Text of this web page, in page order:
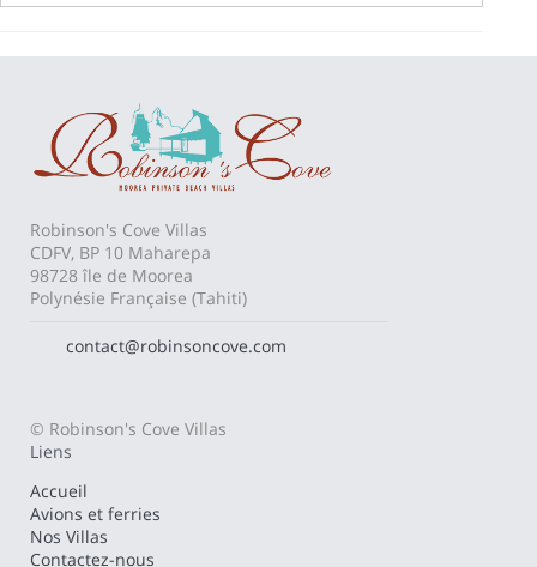
Robinson's Cove Villas
CDFV, BP 10 Maharepa
98728 île de Moorea
Polynésie Française (Tahiti)
contact@robinsoncove.com
© Robinson's Cove Villas
Liens
Accueil
Avions et ferries
Nos Villas
Contactez-nous